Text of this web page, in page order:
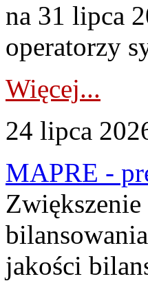
na 31 lipca
operatorzy
Więcej...
24 lipca
MAPRE -
jakości